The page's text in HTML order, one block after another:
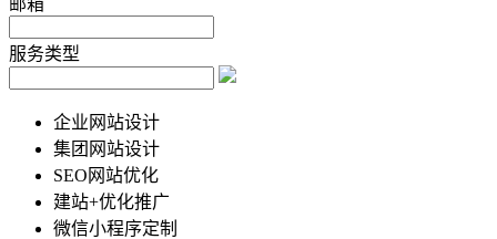
服务类型
企业网站设计
集团网站设计
SEO网站优化
建站+优化推广
微信小程序定制